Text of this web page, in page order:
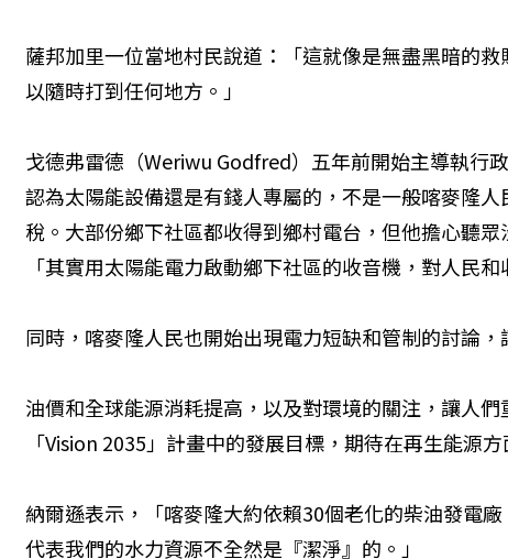
薩邦加里一位當地村民說道：「這就像是無盡黑暗的
以隨時打到任何地方。」
戈德弗雷德（Weriwu Godfred）五年前開始主導執行
認為太陽能設備還是有錢人專屬的，不是一般喀麥隆
稅。大部份鄉下社區都收得到鄉村電台，但他擔心聽
「其實用太陽能電力啟動鄉下社區的收音機，對人民和
同時，喀麥隆人民也開始出現電力短缺和管制的討論
油價和全球能源消耗提高，以及對環境的關注，讓人
「Vision 2035」計畫中的發展目標，期待在再生能源
納爾遜表示，「喀麥隆大約依賴30個老化的柴油發電
代表我們的水力資源不全然是『潔淨』的。」